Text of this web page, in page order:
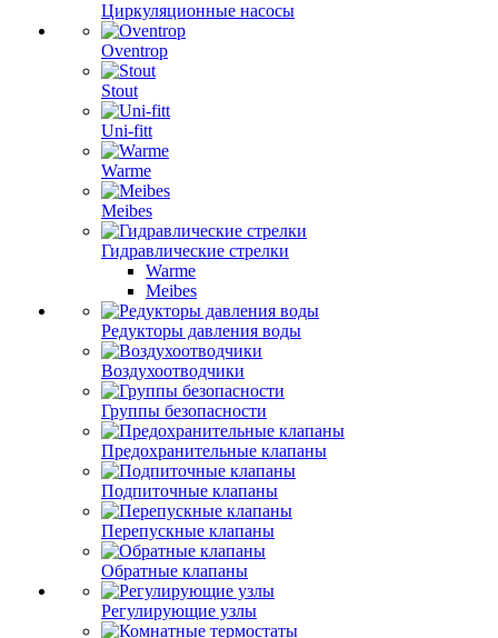
Циркуляционные насосы
Oventrop
Stout
Uni-fitt
Warme
Meibes
Гидравлические стрелки
Warme
Meibes
Редукторы давления воды
Воздухоотводчики
Группы безопасности
Предохранительные клапаны
Подпиточные клапаны
Перепускные клапаны
Обратные клапаны
Регулирующие узлы